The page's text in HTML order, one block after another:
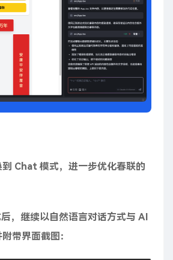
Chat 模式，进一步优化春联的
，继续以自然语言对话方式与 AI
带界面截图：